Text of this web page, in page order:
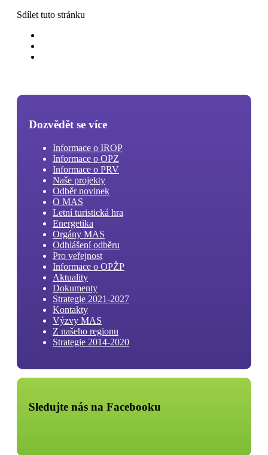
Sdílet tuto stránku
Dozvědět se více
Informace o IROP
Informace o OPZ
Informace o PRV
Naše projekty
Odběr novinek
O MAS
Letní turistická hra
Energetika
Orgány MAS
Odhlášení odběru
Pro veřejnost
Informace o OPŽP
Aktuality
Dokumenty
Strategie 2021-2027
Kontakty
Výzvy MAS
Z našeho regionu
Strategie 2014-2020
Sledujte nás na Facebooku